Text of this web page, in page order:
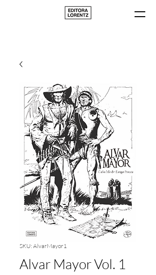
SKU: AlvarMayor1
Alvar Mayor Vol. 1